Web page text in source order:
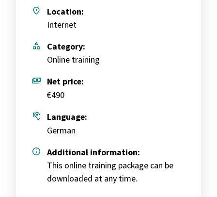
place
Location:
Internet
category
Category:
Online training
payments Net price:
€490
hearing
Language:
German
info Additional information:
This online training package can be
downloaded at any time.